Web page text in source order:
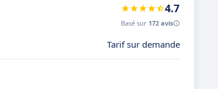
4.7
Basé sur 172 avis
Tarif sur demande